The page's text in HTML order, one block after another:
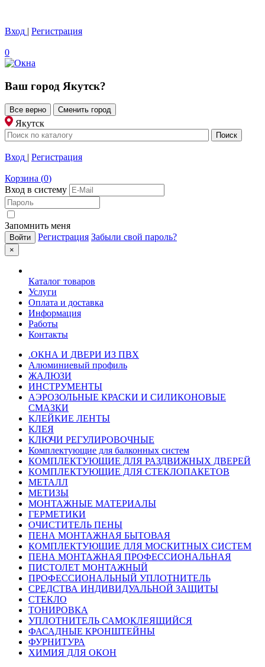
Вход | Регистрация
0
Ваш город Якутск?
Все верно Сменить город
Якутск
Вход | Регистрация
Корзина (0)
Вход в систему
Запомнить меня
Регистрация Забыли свой пароль?
×
Каталог товаров
Услуги
Оплата и доставка
Информация
Работы
Контакты
.ОКНА И ДВЕРИ ИЗ ПВХ
Алюминиевый профиль
ЖАЛЮЗИ
ИНСТРУМЕНТЫ
АЭРОЗОЛЬНЫЕ КРАСКИ И СИЛИКОНОВЫЕ
СМАЗКИ
КЛЕЙКИЕ ЛЕНТЫ
КЛЕЯ
КЛЮЧИ РЕГУЛИРОВОЧНЫЕ
Комплектующие для балконных систем
КОМПЛЕКТУЮЩИЕ ДЛЯ РАЗДВИЖНЫХ ДВЕРЕЙ
КОМПЛЕКТУЮЩИЕ ДЛЯ СТЕКЛОПАКЕТОВ
МЕТАЛЛ
МЕТИЗЫ
МОНТАЖНЫЕ МАТЕРИАЛЫ
ГEPМЕТИКИ
ОЧИСТИТЕЛЬ ПЕНЫ
ПЕНА МОНТАЖНАЯ БЫТОВАЯ
КОМПЛЕКТУЮЩИЕ ДЛЯ МОСКИТНЫХ СИСТЕМ
ПЕНА МОНТАЖНАЯ ПРОФЕССИОНАЛЬНАЯ
ПИСТОЛЕТ МОНТАЖНЫЙ
ПРОФЕССИОНАЛЬНЫЙ УПЛОТНИТЕЛЬ
СРЕДСТВА ИНДИВИДУАЛЬНОЙ ЗАЩИТЫ
СТЕКЛО
ТОНИРОВКА
УПЛОТНИТЕЛЬ САМОКЛЕЯЩИЙСЯ
ФАСАДНЫЕ КРОНШТЕЙНЫ
ФУРНИТУРА
ХИМИЯ ДЛЯ ОКОН